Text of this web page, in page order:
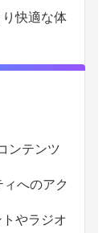
快適な体
ンテンツ
へのアク
やラジオ